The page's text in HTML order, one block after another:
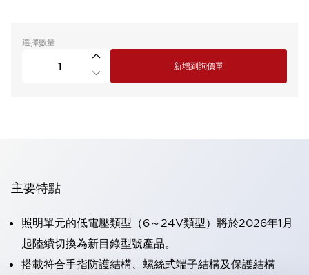
選擇數量
新增到詢價單
主要特點
照明單元的低電壓類型（6～24V類型）將於2026年1月
起陸續切換為新目錄型號產品。
搭載符合手指防護結構、螺絲式端子結構及保護結構